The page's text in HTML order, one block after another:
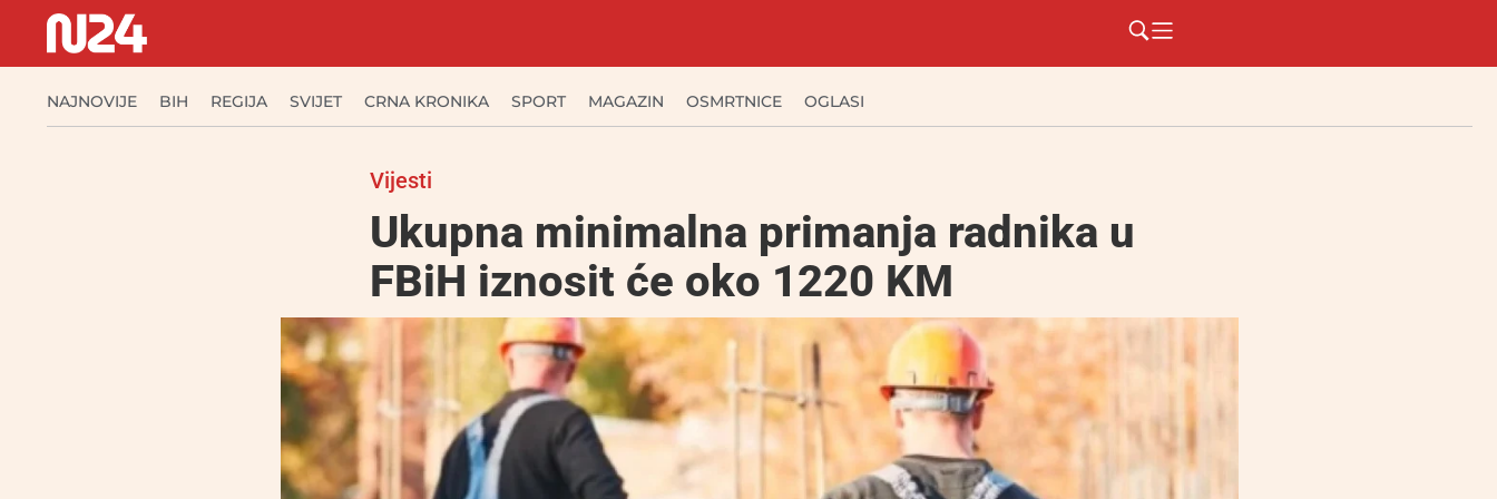
NAJNOVIJE BIH REGIJA SVIJET CRNA KRONIKA SPORT MAGAZIN OSMRTNICE OGLASI
Vijesti
Ukupna minimalna primanja radnika u
FBiH iznosit će oko 1220 KM